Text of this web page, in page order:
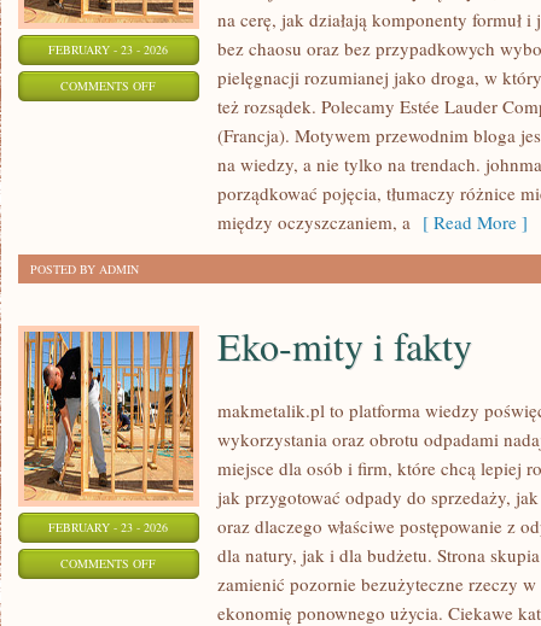
FEBRUARY - 23 - 2026
COMMENTS OFFON
na cerę, jak działają komponenty formuł
bez chaosu oraz bez przypadkowych
pielęgnacji rozumianej jako droga, w
też rozsądek. Polecamy Estée Lauder
(Francja). Motywem przewodnim bloga
na wiedzy, a nie tylko na trendach.
porządkować pojęcia, tłumaczy różnice
między oczyszczaniem, a [ Read More ]
POSTED BY ADMIN
FEBRUARY - 23 - 2026
COMMENTS OFFON
Eko-mity i fakty
makmetalik.pl to platforma wiedzy
wykorzystania oraz obrotu odpadami
miejsce dla osób i firm, które chcą lepiej
jak przygotować odpady do sprzedaży,
oraz dlaczego właściwe postępowanie z
dla natury, jak i dla budżetu. Strona
zamienić pozornie bezużyteczne rzeczy
ekonomię ponownego użycia. Ciekawe